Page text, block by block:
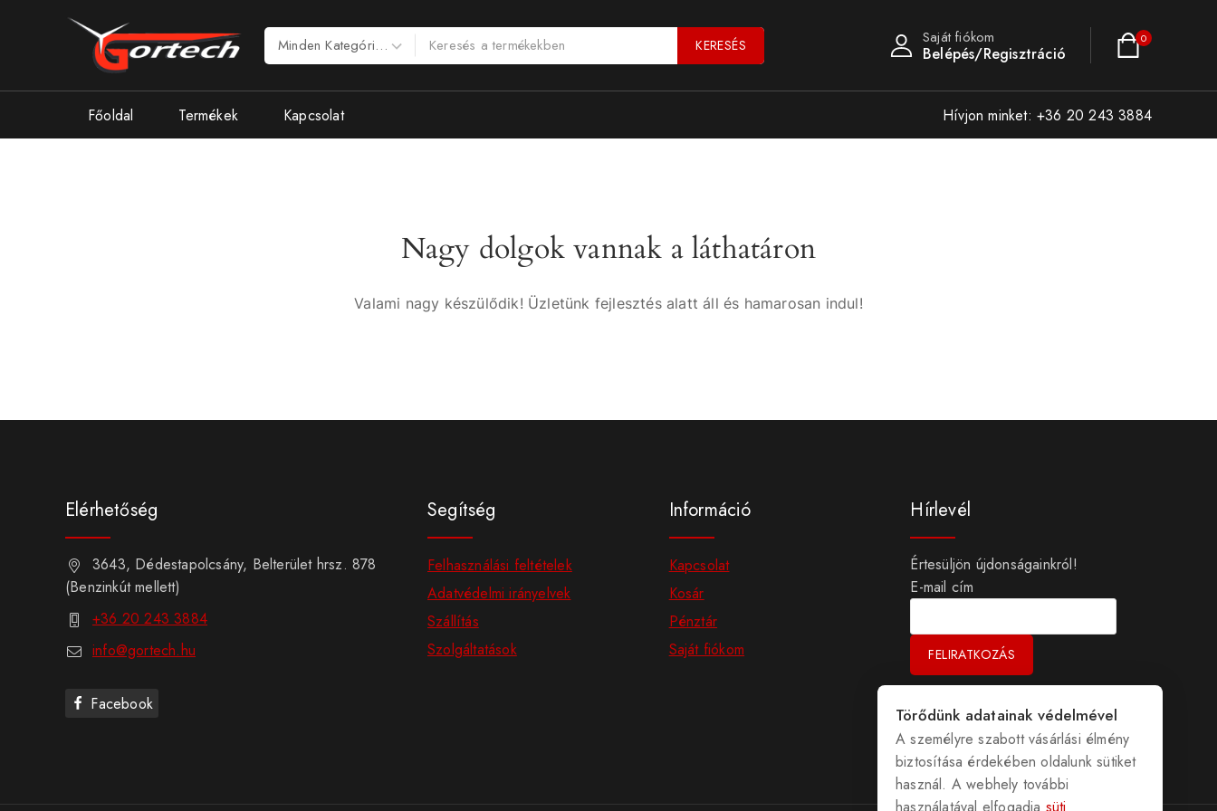
KERESÉS Saját fiókom
Belépés/Regisztráció
0
Főoldal Termékek Kapcsolat Hívjon minket: +36 20 243 3884
Nagy dolgok vannak a láthatáron
Valami nagy készülődik! Üzletünk fejlesztés alatt áll és hamarosan indul!
Elérhetőség
3643, Dédestapolcsány, Belterület hrsz. 878
(Benzinkút mellett)
+36 20 243 3884
info@gortech.hu
Facebook
Segítség
Felhasználási feltételek
Adatvédelmi irányelvek
Szállítás
Szolgáltatások
Információ
Kapcsolat
Kosár
Pénztár
Saját fiókom
Hírlevél
Értesüljön újdonságainkról!
E-mail cím
Törődünk adatainak védelmével
A személyre szabott vásárlási élmény
biztosítása érdekében oldalunk sütiket
használ. A webhely további